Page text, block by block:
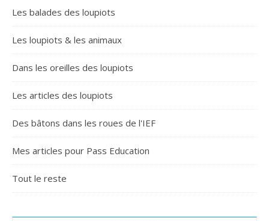
Les balades des loupiots
Les loupiots & les animaux
Dans les oreilles des loupiots
Les articles des loupiots
Des bâtons dans les roues de l'IEF
Mes articles pour Pass Education
Tout le reste